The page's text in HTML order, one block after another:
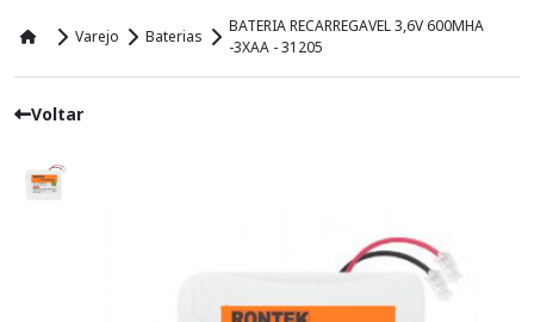
Varejo Baterias
BATERIA RECARREGAVEL 3,6V 600MHA
-3XAA - 31205
Voltar